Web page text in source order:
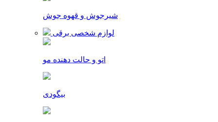
شیرجوش و قهوه جوش
لوازم شخصی برقی
اتو و حالت دهنده مو
بیگودی